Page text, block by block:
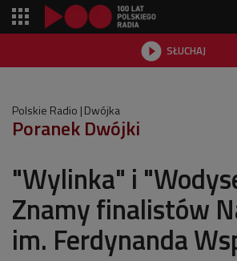
 SŁUCHAJ
Polskie Radio Dwójka
Poranek Dwójki
"Wylinka" i
Znamy finalistów
im. Ferdynanda